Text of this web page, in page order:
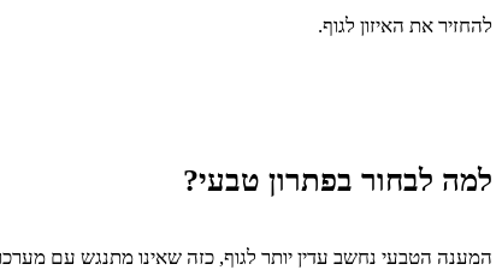
להחזיר את האיזון לגוף.
למה לבחור בפתרון טבעי?
המענה הטבעי נחשב עדין יותר לגוף, כזה שאינו מתנגש עם מערכות